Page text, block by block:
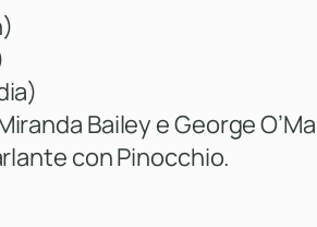
Bailey e George
con Pinocchio.